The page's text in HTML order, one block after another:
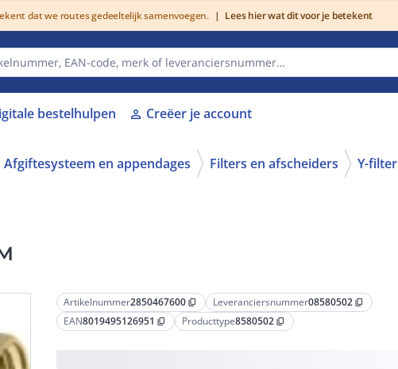
dat we routes gedeeltelijk samenvoegen. | Lees hier wat dit voor je betekent
bestelhulpen person Creëer je account
Afgiftesysteem en appendages Filters en afscheiders Y-filter
Artikelnummer2850467600 content_copy Leveranciersnummer08580502 content_copy
EAN8019495126951 content_copy Producttype8580502 content_copy